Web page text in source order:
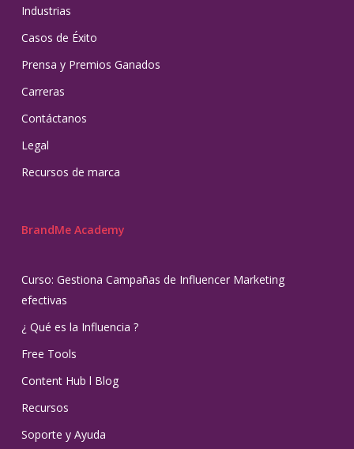
Industrias
Casos de Éxito
Prensa y Premios Ganados
Carreras
Contáctanos
Legal
Recursos de marca
BrandMe Academy
Curso: Gestiona Campañas de Influencer Marketing
efectivas
¿ Qué es la Influencia ?
Free Tools
Content Hub l Blog
Recursos
Soporte y Ayuda